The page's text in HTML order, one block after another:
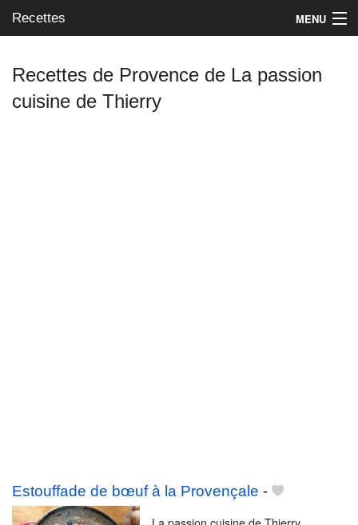
Recettes MENU
Mes blogs préférés
Recettes de Provence de La passion
cuisine de Thierry
Estouffade de bœuf à la Provençale -